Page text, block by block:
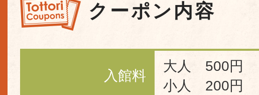
クーポン内容
入館料
大人 500円
小人 200円